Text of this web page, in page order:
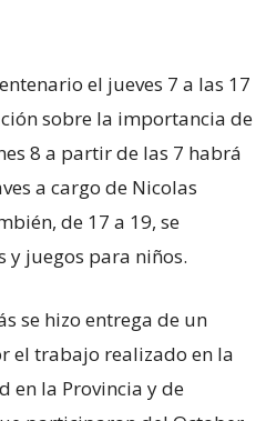
el jueves 7 a las 17
sobre la importancia de
8 a partir de las 7 habrá
a cargo de Nicolas
de 17 a 19, se
juegos para niños.
se hizo entrega de un
el trabajo realizado en la
en la Provincia y de